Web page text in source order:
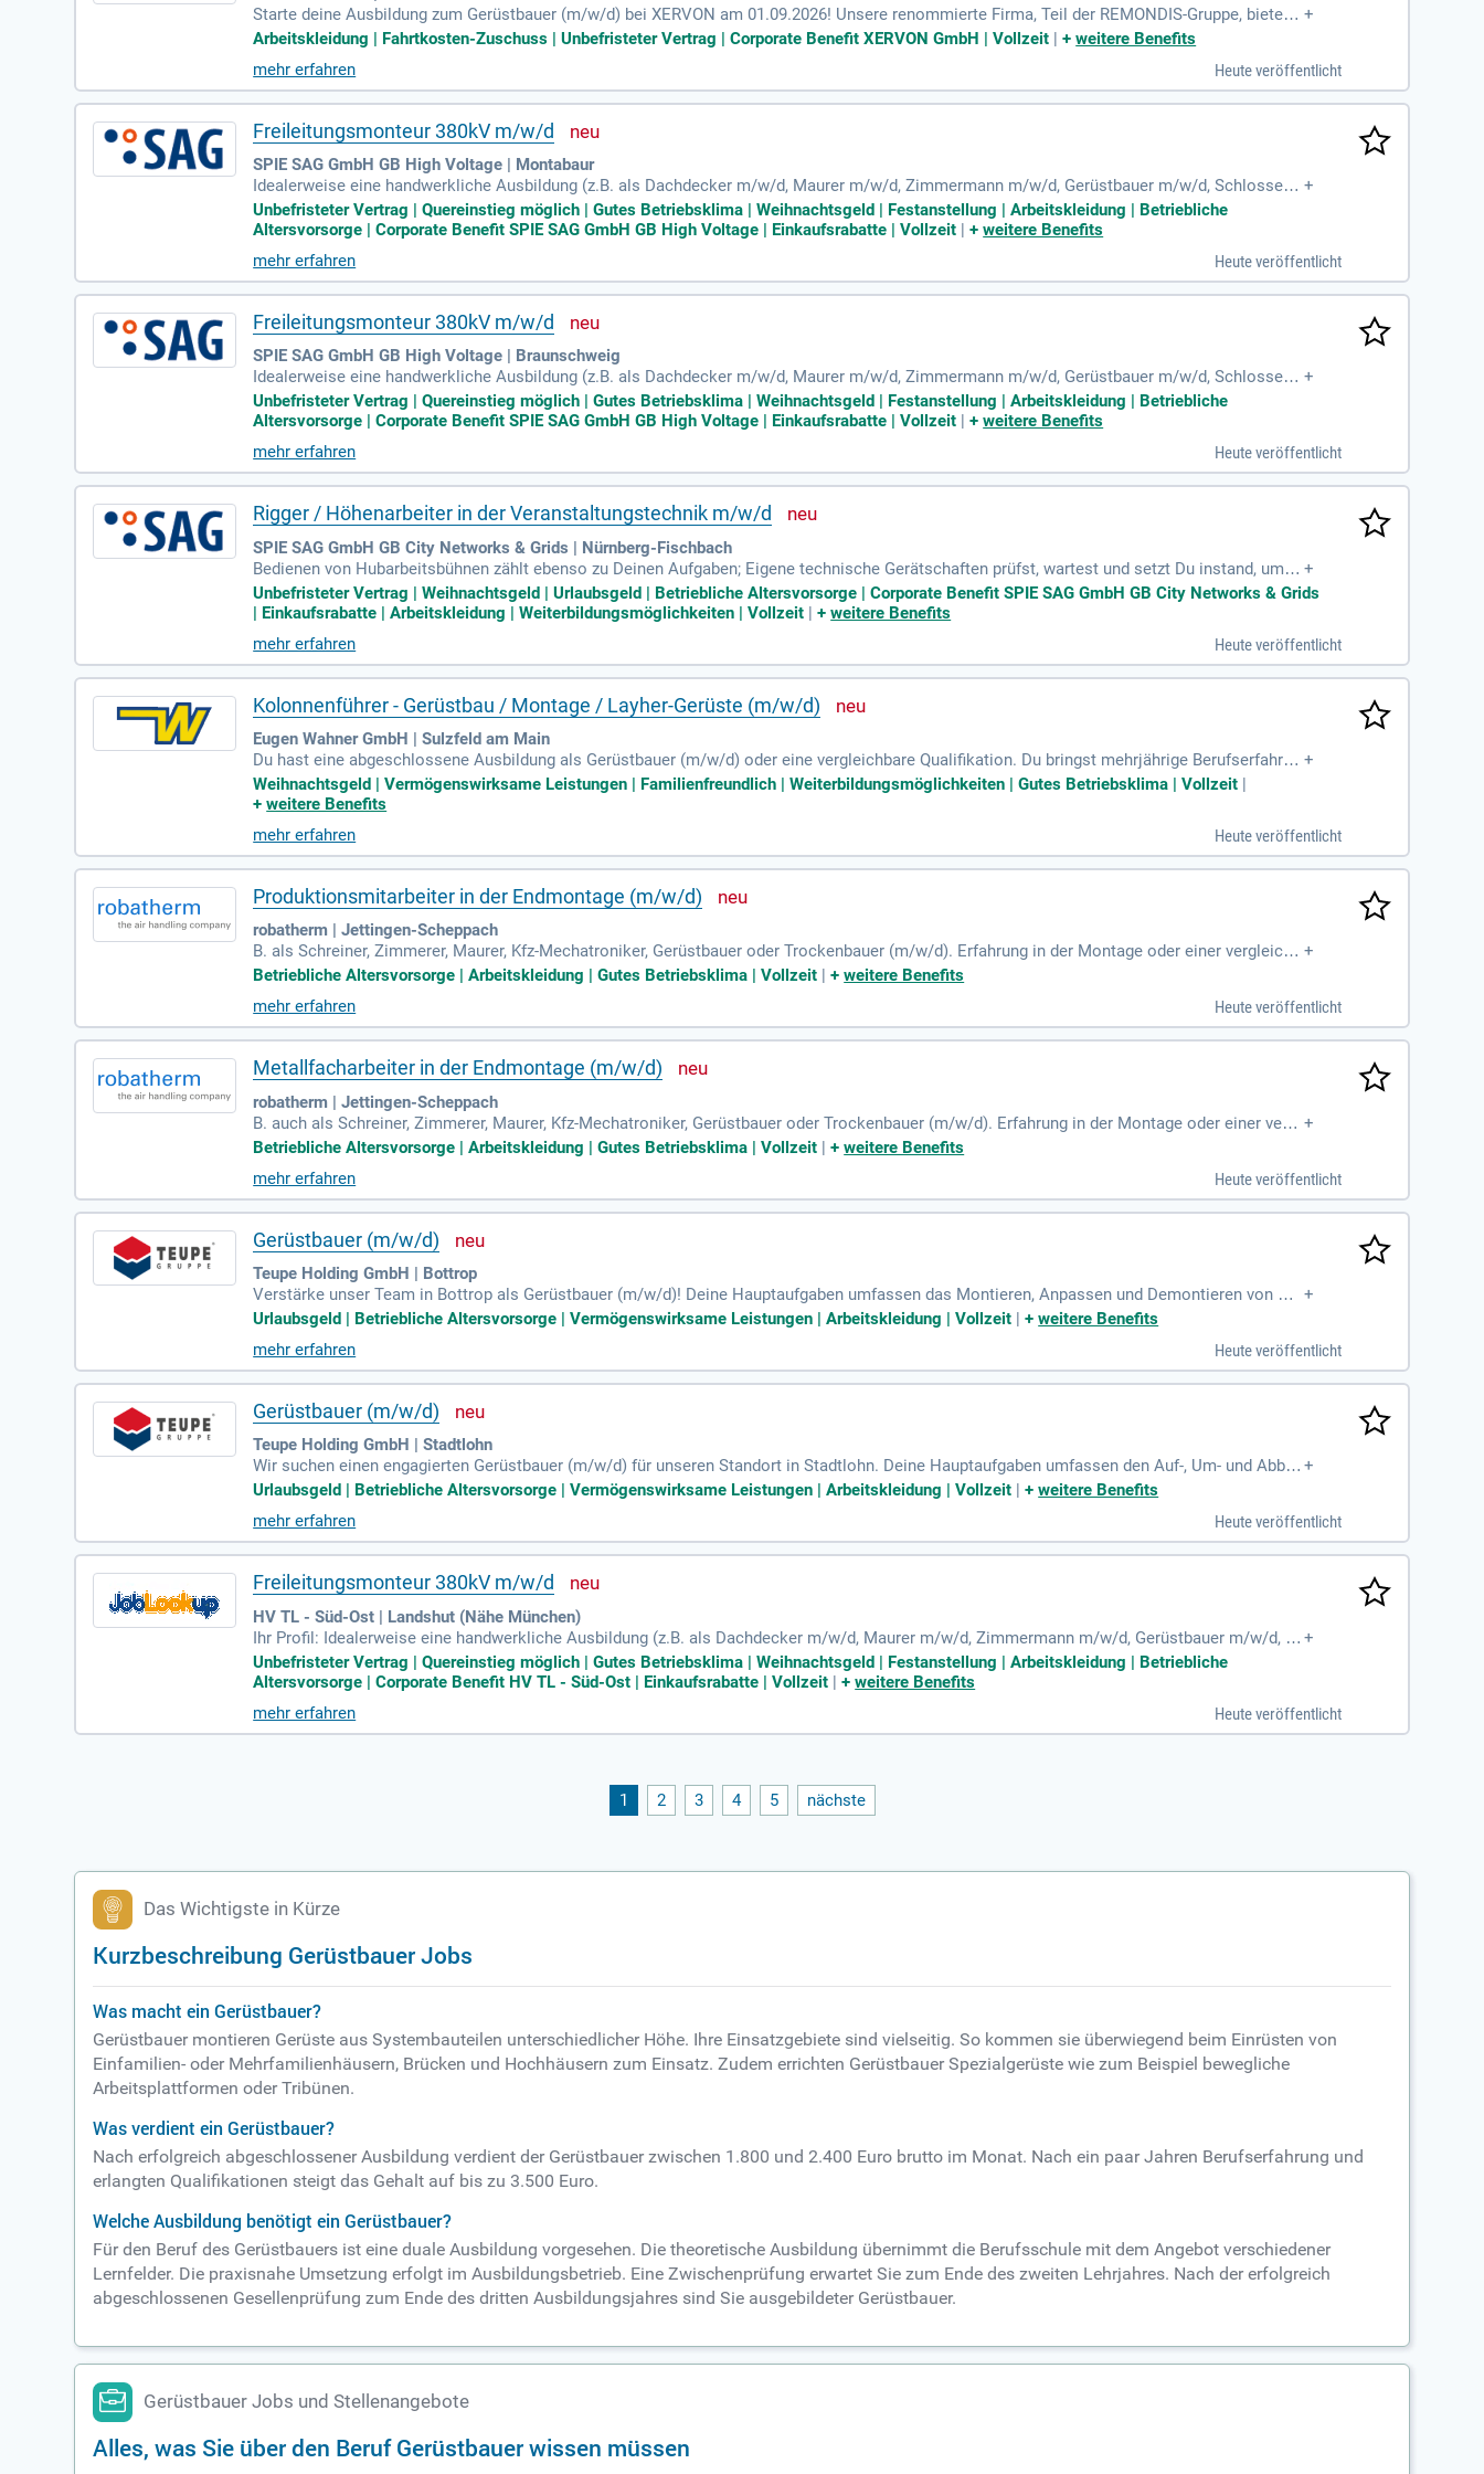
Starte deine Ausbildung zum Gerüstbauer (m/w/d) bei XERVON am 01.09.2026! Unsere renommierte Firma, Teil der REMONDIS-Gruppe, bietet d
ir eine fundierte Ausbildung in einem dynamischen Umfeld. Du lernst, Gerüste für diverse industrielle Anwendungen zu planen und zu zeichnen.
Außerdem kümmern wir uns im Team um den sicheren Aufbau und Abbau von Gerüsten. Zusätzlich erfährst du, wie man Gerüstbauteile effizien
t transportiert, lagert und pflegt. Bewirb dich jetzt und gestalte deine Zukunft in einem der führenden Unternehmen für technische Industriedien
stleistungen!
+
Arbeitskleidung | Fahrtkosten-Zuschuss | Unbefristeter Vertrag | Corporate Benefit XERVON GmbH | Vollzeit |+weitere Benefits
mehr erfahren
Heute veröffentlicht
Freileitungsmonteur 380kV m/w/d
SPIE SAG GmbH GB High Voltage | Montabaur
Idealerweise eine handwerkliche Ausbildung (z.B. als Dachdecker m/w/d, Maurer m/w/d, Zimmermann m/w/d, Gerüstbauer m/w/d, Schlosser
m/w/d, Elektriker m/w/d); Höhentauglichkeit und körperliche Fitness sowie Deutschkenntnisse; Interessierten Quereinsteigern
+
Unbefristeter Vertrag | Quereinstieg möglich | Gutes Betriebsklima | Weihnachtsgeld | Festanstellung | Arbeitskleidung | Betriebliche
Altersvorsorge | Corporate Benefit SPIE SAG GmbH GB High Voltage | Einkaufsrabatte | Vollzeit |+weitere Benefits
mehr erfahren
Heute veröffentlicht
Freileitungsmonteur 380kV m/w/d
SPIE SAG GmbH GB High Voltage | Braunschweig
Idealerweise eine handwerkliche Ausbildung (z.B. als Dachdecker m/w/d, Maurer m/w/d, Zimmermann m/w/d, Gerüstbauer m/w/d, Schlosser
m/w/d, Elektriker m/w/d); Höhentauglichkeit und körperliche Fitness sowie Deutschkenntnisse; Interessierten Quereinsteigern
+
Unbefristeter Vertrag | Quereinstieg möglich | Gutes Betriebsklima | Weihnachtsgeld | Festanstellung | Arbeitskleidung | Betriebliche
Altersvorsorge | Corporate Benefit SPIE SAG GmbH GB High Voltage | Einkaufsrabatte | Vollzeit |+weitere Benefits
mehr erfahren
Heute veröffentlicht
Rigger / Höhenarbeiter in der Veranstaltungstechnik m/w/d
SPIE SAG GmbH GB City Networks & Grids | Nürnberg-Fischbach
Bedienen von Hubarbeitsbühnen zählt ebenso zu Deinen Aufgaben; Eigene technische Gerätschaften prüfst, wartest und setzt Du instand, um ei
nen sicheren und reibungslosen Betrieb zu gewährleisten; Abgeschlossene handwerkliche Ausbildung, idealerweise als Gerüstbauer
+
Unbefristeter Vertrag | Weihnachtsgeld | Urlaubsgeld | Betriebliche Altersvorsorge | Corporate Benefit SPIE SAG GmbH GB City Networks & Grids
| Einkaufsrabatte | Arbeitskleidung | Weiterbildungsmöglichkeiten | Vollzeit |+weitere Benefits
mehr erfahren
Heute veröffentlicht
Kolonnenführer - Gerüstbau / Montage / Layher-Gerüste (m/w/d)
Eugen Wahner GmbH | Sulzfeld am Main
Du hast eine abgeschlossene Ausbildung als Gerüstbauer (m/w/d) oder eine vergleichbare Qualifikation. Du bringst mehrjährige Berufserfahrun
g im Gerüstbau mit, idealerweise inklusive erster Erfahrung in der Anleitung eines Teams.
+
Weihnachtsgeld | Vermögenswirksame Leistungen | Familienfreundlich | Weiterbildungsmöglichkeiten | Gutes Betriebsklima | Vollzeit |
+weitere Benefits
mehr erfahren
Heute veröffentlicht
Produktionsmitarbeiter in der Endmontage (m/w/d)
robatherm | Jettingen-Scheppach
B. als Schreiner, Zimmerer, Maurer, Kfz-Mechatroniker, Gerüstbauer oder Trockenbauer (m/w/d). Erfahrung in der Montage oder einer vergleichb
aren handwerklichen Tätigkeit.
+
Betriebliche Altersvorsorge | Arbeitskleidung | Gutes Betriebsklima | Vollzeit |+weitere Benefits
mehr erfahren
Heute veröffentlicht
Metallfacharbeiter in der Endmontage (m/w/d)
robatherm | Jettingen-Scheppach
B. auch als Schreiner, Zimmerer, Maurer, Kfz-Mechatroniker, Gerüstbauer oder Trockenbauer (m/w/d). Erfahrung in der Montage oder einer vergl
eichbaren handwerklichen Tätigkeit.
+
Betriebliche Altersvorsorge | Arbeitskleidung | Gutes Betriebsklima | Vollzeit |+weitere Benefits
mehr erfahren
Heute veröffentlicht
Gerüstbauer (m/w/d)
Teupe Holding GmbH | Bottrop
Verstärke unser Team in Bottrop als Gerüstbauer (m/w/d)! Deine Hauptaufgaben umfassen das Montieren, Anpassen und Demontieren von Arb
eits- und Schutzgerüsten, einschließlich technischer Sonderkonstruktionen. Du bist verantwortlich für die Betreuung unserer Fahrzeuge und sor
gst für die Instandhaltung des Gerüstmaterials, um höchste Qualität und Sicherheit zu gewährleisten. Teamarbeit ist für dich selbstverständlic
h, und du trägst aktiv zur termingerechten Projektumsetzung bei. Ideale Voraussetzungen sind Berufserfahrung im Gerüstbau, Flexibilität sowie
ein Führerschein Klasse B. Profitiere von einem Firmenfahrzeug sowie der Vergütung deiner Fahrzeiten als Arbeitszeit!
+
Urlaubsgeld | Betriebliche Altersvorsorge | Vermögenswirksame Leistungen | Arbeitskleidung | Vollzeit |+weitere Benefits
mehr erfahren
Heute veröffentlicht
Gerüstbauer (m/w/d)
Teupe Holding GmbH | Stadtlohn
Wir suchen einen engagierten Gerüstbauer (m/w/d) für unseren Standort in Stadtlohn. Deine Hauptaufgaben umfassen den Auf-, Um- und Abbau
von Gerüsten sowie die Fahrzeugbeladung auf der Baustelle. Eine abgeschlossene Ausbildung oder mehrjährige Erfahrung in diesem Bereich is
ebenfalls notwendig. Profitiere von attraktiven Benefits wie Tages- und Übertarifspesen sowie zusätzlichen Vergütungen bei An- und Abreisen.
+
Urlaubsgeld | Betriebliche Altersvorsorge | Vermögenswirksame Leistungen | Arbeitskleidung | Vollzeit |+weitere Benefits
mehr erfahren
Heute veröffentlicht
Freileitungsmonteur 380kV m/w/d
HV TL - Süd-Ost | Landshut (Nähe München)
Ihr Profil: Idealerweise eine handwerkliche Ausbildung (z.B. als Dachdecker m/w/d, Maurer m/w/d, Zimmermann m/w/d, Gerüstbauer m/w/d, S
chlosser m/w/d, Elektriker m/w/d); Höhentauglichkeit und körperliche Fitness sowie Deutschkenntnisse; Interessierten
+
Unbefristeter Vertrag | Quereinstieg möglich | Gutes Betriebsklima | Weihnachtsgeld | Festanstellung | Arbeitskleidung | Betriebliche
Altersvorsorge | Corporate Benefit HV TL - Süd-Ost | Einkaufsrabatte | Vollzeit |+weitere Benefits
mehr erfahren
Heute veröffentlicht
1 2 3 4 5 nächste
Das Wichtigste in Kürze
Kurzbeschreibung Gerüstbauer Jobs
Was macht ein Gerüstbauer?
Gerüstbauer montieren Gerüste aus Systembauteilen unterschiedlicher Höhe. Ihre Einsatzgebiete sind vielseitig. So kommen sie überwiegend beim Einrüsten von
Einfamilien- oder Mehrfamilienhäusern, Brücken und Hochhäusern zum Einsatz. Zudem errichten Gerüstbauer Spezialgerüste wie zum Beispiel bewegliche
Arbeitsplattformen oder Tribünen.
Was verdient ein Gerüstbauer?
Nach erfolgreich abgeschlossener Ausbildung verdient der Gerüstbauer zwischen 1.800 und 2.400 Euro brutto im Monat. Nach ein paar Jahren Berufserfahrung und
erlangten Qualifikationen steigt das Gehalt auf bis zu 3.500 Euro.
Welche Ausbildung benötigt ein Gerüstbauer?
Für den Beruf des Gerüstbauers ist eine duale Ausbildung vorgesehen. Die theoretische Ausbildung übernimmt die Berufsschule mit dem Angebot verschiedener
Lernfelder. Die praxisnahe Umsetzung erfolgt im Ausbildungsbetrieb. Eine Zwischenprüfung erwartet Sie zum Ende des zweiten Lehrjahres. Nach der erfolgreich
abgeschlossenen Gesellenprüfung zum Ende des dritten Ausbildungsjahres sind Sie ausgebildeter Gerüstbauer.
Gerüstbauer Jobs und Stellenangebote
Alles, was Sie über den Beruf Gerüstbauer wissen müssen